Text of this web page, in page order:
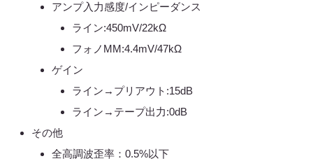
アンプ入力感度/インピーダンス
ライン:450mV/22kΩ
フォノMM:4.4mV/47kΩ
ゲイン
ライン→プリアウト:15dB
ライン→テープ出力:0dB
その他
全高調波歪率：0.5%以下